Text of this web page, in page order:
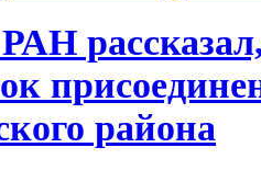
района